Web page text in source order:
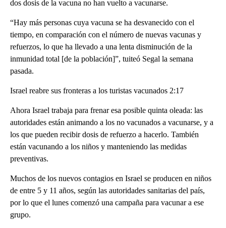
dos dosis de la vacuna no han vuelto a vacunarse.
“Hay más personas cuya vacuna se ha desvanecido con el
tiempo, en comparación con el número de nuevas vacunas y
refuerzos, lo que ha llevado a una lenta disminución de la
inmunidad total [de la población]”, tuiteó Segal la semana
pasada.
Israel reabre sus fronteras a los turistas vacunados 2:17
Ahora Israel trabaja para frenar esa posible quinta oleada: las
autoridades están animando a los no vacunados a vacunarse, y a
los que pueden recibir dosis de refuerzo a hacerlo. También
están vacunando a los niños y manteniendo las medidas
preventivas.
Muchos de los nuevos contagios en Israel se producen en niños
de entre 5 y 11 años, según las autoridades sanitarias del país,
por lo que el lunes comenzó una campaña para vacunar a ese
grupo.